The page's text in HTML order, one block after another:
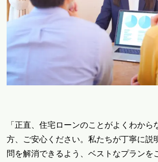
「正直、住宅ローンのことがよくわから
方、ご安心ください。私たちが丁寧に説
問を解消できるよう、ベストなプランを